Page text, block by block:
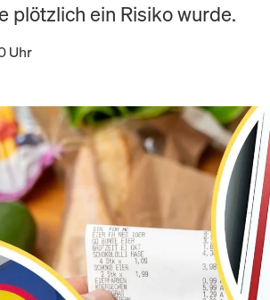
plötzlich ein Risiko wurde.
Uhr